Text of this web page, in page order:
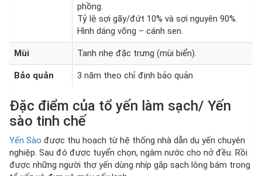
phồng.
Tỷ lệ sợi gãy/đứt 10% và sợi nguyên 90%.
Hình dáng võng – cánh sen.
Mùi Tanh nhẹ đặc trưng (mùi biển).
Bảo quản 3 năm theo chỉ định bảo quản
Đặc điểm của tổ yến làm sạch/ Yến
sào tinh chế
Yến Sào được thu hoạch từ hệ thống nhà dẫn dụ yến chuyên
nghiệp. Sau đó được tuyển chọn, ngâm nước cho nở đều. Rồi
được những người thợ yến dùng nhíp gắp sạch lông bám trong